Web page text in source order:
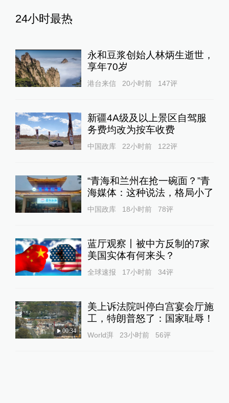
24小时最热
永和豆浆创始人林炳生逝世，
享年70岁
港台来信 20小时前 147评
新疆4A级及以上景区自驾服
务费均改为按车收费
中国政库 22小时前 122评
“青海和兰州在抢一碗面？”青
海媒体：这种说法，格局小了
中国政库 18小时前 78评
蓝厅观察丨被中方反制的7家
美国实体有何来头？
全球速报 17小时前 34评
00:34
美上诉法院叫停白宫宴会厅施
工，特朗普怒了：国家耻辱！
World湃 23小时前 56评